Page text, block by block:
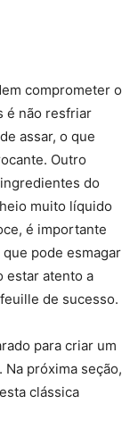
comprometer o
é não resfriar
assar, o que
Outro
do
muito líquido
é importante
pode esmagar
estar atento a
de sucesso.
para criar um
próxima seção,
clássica